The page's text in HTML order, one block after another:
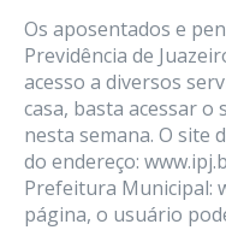
Os aposentados e
Previdência de
acesso a diversos
casa, basta acessar o
nesta semana. O site
do endereço:
Prefeitura Municipal:
página, o usuário